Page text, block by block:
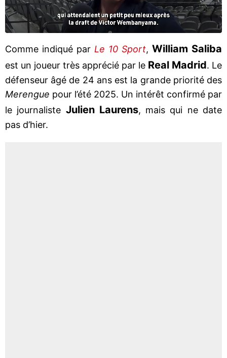
Comme indiqué par Le 10 Sport, William Saliba
est un joueur très apprécié par le Real Madrid. Le
défenseur âgé de 24 ans est la grande priorité des
Merengue pour l’été 2025. Un intérêt confirmé par
le journaliste Julien Laurens, mais qui ne date
pas d’hier.